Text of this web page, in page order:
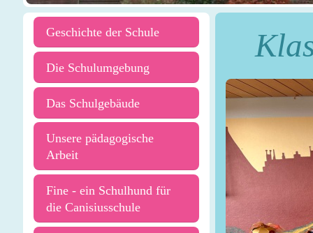
Geschichte der Schule
Die Schulumgebung
Das Schulgebäude
Unsere pädagogische
Arbeit
Fine - ein Schulhund für
die Canisiusschule